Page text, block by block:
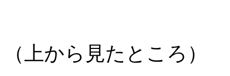
（上から見たところ）